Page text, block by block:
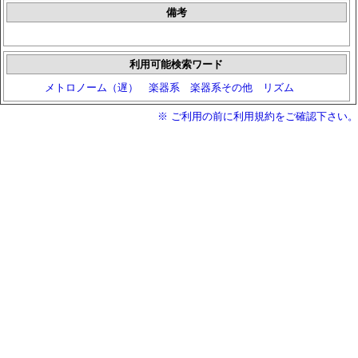
備考
利用可能検索ワード
メトロノーム（遅）
楽器系 楽器系その他 リズム
※ ご利用の前に利用規約をご確認下さい。